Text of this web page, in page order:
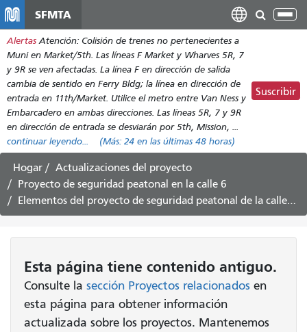
contenido
principal
SFMTA
Alertas Atención: Colisión de trenes no pertenecientes a
Muni en Market/5th. Las líneas F Market y Wharves 5R, 7
y 9R se ven afectadas. La línea F en dirección de salida
cambia de sentido en Ferry Bldg; la línea en dirección de
entrada en 11th/Market. Utilice el metro entre Van Ness y
Embarcadero en ambas direcciones. Las líneas 5R, 7 y 9R
en dirección de entrada se desviarán por 5th, Mission, ...
continuar leyendo...
(Más: 24 en las últimas 48 horas)
Suscribir
Hogar
Actualizaciones del proyecto
Proyecto de seguridad peatonal en la calle 6
Elementos del proyecto de seguridad peatonal de la calle 6 aprobados por la Junta Directiva - 16 de octubre de 2018
Esta página tiene contenido antiguo.
Consulte la sección Proyectos relacionados en
esta página para obtener información
actualizada sobre los proyectos. Mantenemos